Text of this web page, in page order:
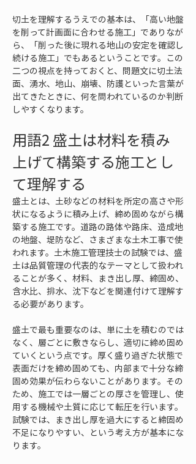
切土を理解するうえでの基本は、「高い地盤
を削って計画面に合わせる施工」でありなが
ら、「削った後に現れる地山の安定を確認し
続ける施工」でもあるということです。この
二つの視点を持っておくと、問題文に切土法
面、湧水、地山、崩壊、防護といった言葉が
出てきたときに、何を問われているのか判断
しやすくなります。
用語2 盛土は材料を積み
上げて構築する施工とし
て理解する
盛土とは、土砂などの材料を所定の高さや形
状になるように積み上げ、締め固めながら構
築する施工です。道路の路体や路床、造成地
の地盤、堤防など、さまざまな土木工事で使
われます。土木施工管理技士の試験では、盛
土は品質管理の代表的なテーマとして扱われ
ることが多く、材料、まき出し厚、締固め、
含水比、排水、沈下などを関連付けて理解す
る必要があります。
盛土で最も重要なのは、単に土を積むのでは
なく、層ごとに敷きならし、適切に締め固め
ていくという点です。厚く盛り過ぎた状態で
表面だけを締め固めても、内部まで十分な締
固め効果が伝わらないことがあります。その
ため、施工では一層ごとの厚さを管理し、使
用する機械や土質に応じて転圧を行います。
試験では、まき出し厚を過大にすると締固め
不足になりやすい、という考え方が基本にな
ります。